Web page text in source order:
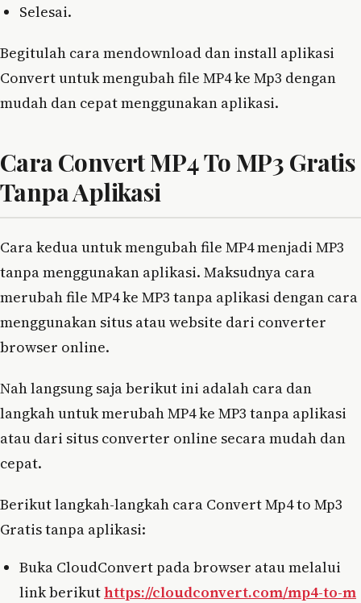
Selesai.
Begitulah cara mendownload dan install aplikasi
Convert untuk mengubah file MP4 ke Mp3 dengan
mudah dan cepat menggunakan aplikasi.
Cara Convert MP4 To MP3 Gratis
Tanpa Aplikasi
Cara kedua untuk mengubah file MP4 menjadi MP3
tanpa menggunakan aplikasi. Maksudnya cara
merubah file MP4 ke MP3 tanpa aplikasi dengan cara
menggunakan situs atau website dari converter
browser online.
Nah langsung saja berikut ini adalah cara dan
langkah untuk merubah MP4 ke MP3 tanpa aplikasi
atau dari situs converter online secara mudah dan
cepat.
Berikut langkah-langkah cara Convert Mp4 to Mp3
Gratis tanpa aplikasi:
Buka CloudConvert pada browser atau melalui
link berikuthttps://cloudconvert.com/mp4-to-m